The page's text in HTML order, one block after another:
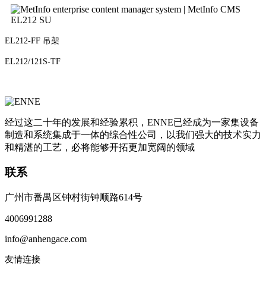
EL212 SU
EL212-FF 吊架
EL212/121S-TF
经过这二十年的发展和经验累积，ENNE已经成为一家集设备
制造和系统集成于一体的综合性公司，以我们强大的技术实力
和精湛的工艺，必将能够开拓更加宽阔的领域
联系
广州市番禺区钟村街钟顺路614号
4006991288
info@anhengace.com
友情连接